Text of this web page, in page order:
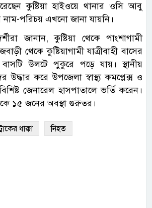
কুষ্টিয়া হাইওয়ে থানার ওসি আবু
নাম-পরিচয় এখনো জানা যায়নি।
জানান, কুষ্টিয়া থেকে পাংশাগামী
থেকে কুষ্টিয়াগামী যাত্রীবাহী বাসের
উলটে পুকুরে পড়ে যায়। স্থানীয়
করে উপজেলা স্বাস্থ্য কমপ্লেক্স ও
জেনারেল হাসপাতালে ভর্তি করেন।
১৫ জনের অবস্থা গুরুতর।
ধাক্কা নিহত